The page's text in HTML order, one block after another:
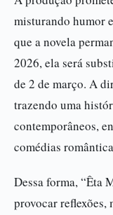
misturando humor
que a novela
2026, ela será
de 2 de março. A
trazendo uma
contemporâneos,
comédias
Dessa forma, “Êta
provocar reflexões,